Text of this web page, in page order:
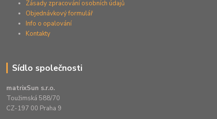
Zásady zpracování osobních údajů
Objednávkový formulář
Info o opalování
Kontakty
Sídlo společnosti
matrixSun s.r.o.
Toužimská 588/70
CZ-197 00 Praha 9